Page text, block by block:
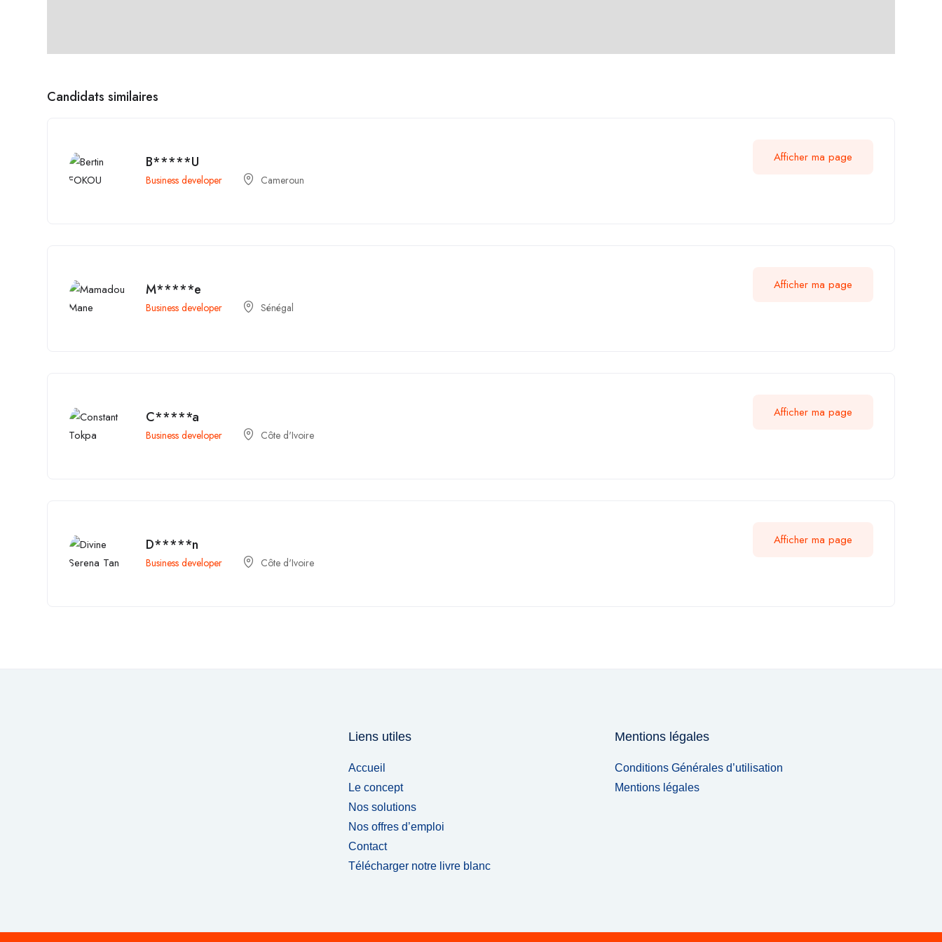
Candidats similaires
B*****U
Business developer Cameroun
Afficher ma page
M*****e
Business developer Sénégal
Afficher ma page
C*****a
Business developer Côte d'Ivoire
Afficher ma page
D*****n
Business developer Côte d'Ivoire
Afficher ma page
Liens utiles
Accueil
Le concept
Nos solutions
Nos offres d’emploi
Contact
Télécharger notre livre blanc
Mentions légales
Conditions Générales d’utilisation
Mentions légales